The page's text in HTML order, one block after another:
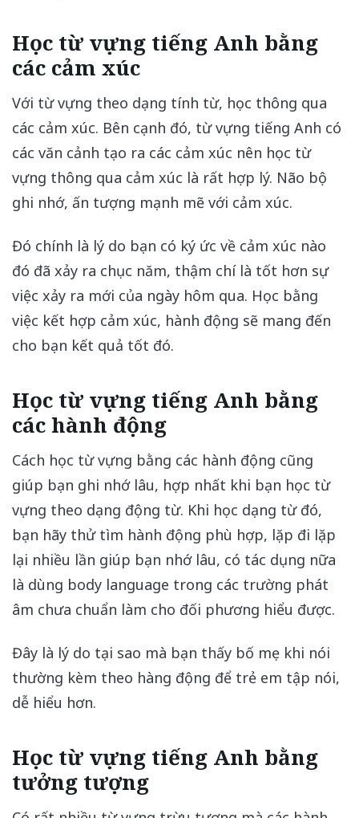
Học từ vựng tiếng Anh bằng
các cảm xúc
Với từ vựng theo dạng tính từ, học thông qua
các cảm xúc. Bên cạnh đó, từ vựng tiếng Anh có
các văn cảnh tạo ra các cảm xúc nên học từ
vựng thông qua cảm xúc là rất hợp lý. Não bộ
ghi nhớ, ấn tượng mạnh mẽ với cảm xúc.
Đó chính là lý do bạn có ký ức về cảm xúc nào
đó đã xảy ra chục năm, thậm chí là tốt hơn sự
việc xảy ra mới của ngày hôm qua. Học bằng
việc kết hợp cảm xúc, hành động sẽ mang đến
cho bạn kết quả tốt đó.
Học từ vựng tiếng Anh bằng
các hành động
Cách học từ vựng bằng các hành động cũng
giúp bạn ghi nhớ lâu, hợp nhất khi bạn học từ
vựng theo dạng động từ. Khi học dạng từ đó,
bạn hãy thử tìm hành động phù hợp, lặp đi lặp
lại nhiều lần giúp bạn nhớ lâu, có tác dụng nữa
là dùng body language trong các trường phát
âm chưa chuẩn làm cho đối phương hiểu được.
Đây là lý do tại sao mà bạn thấy bố mẹ khi nói
thường kèm theo hàng động để trẻ em tập nói,
dễ hiểu hơn.
Học từ vựng tiếng Anh bằng
tưởng tượng